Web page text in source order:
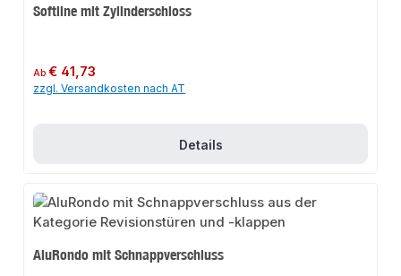
Softline mit Zylinderschloss
Regulärer Preis:
Ab€ 41,73
zzgl. Versandkosten nach AT
Details
AluRondo mit Schnappverschluss